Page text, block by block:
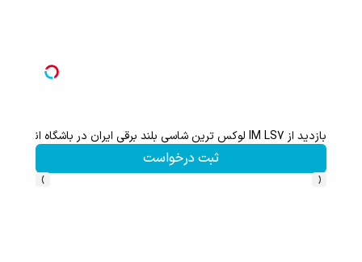
Image failed to load بازدید از IM LS7 لوکس ترین شاسی بلند برقی ایران در باشگاه انقلاب
ثبت درخواست
‹
›